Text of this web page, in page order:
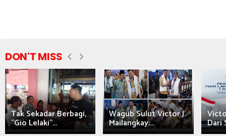
DON'T MISS
Tak Sekadar Berbagi,
"Gio Lelaki"...
Wagub Sulut Victor J.
Mailangkay:... Dari